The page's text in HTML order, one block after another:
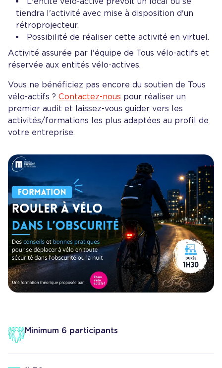
Minimum 6 participants
tiendra l'activité avec mise à disposition d'un
rétroprojecteur.
Possibilité de réaliser cette activité en virtuel.
Activité assurée par l'équipe de Tous vélo-actifs et
réservée aux entités vélo-actives.
Vous ne bénéficiez pas encore du soutien de Tous
vélo-actifs ? Contactez-nous pour réaliser un
premier audit et laissez-vous guider vers les
activités/formations les plus adaptées au profil de
votre entreprise.